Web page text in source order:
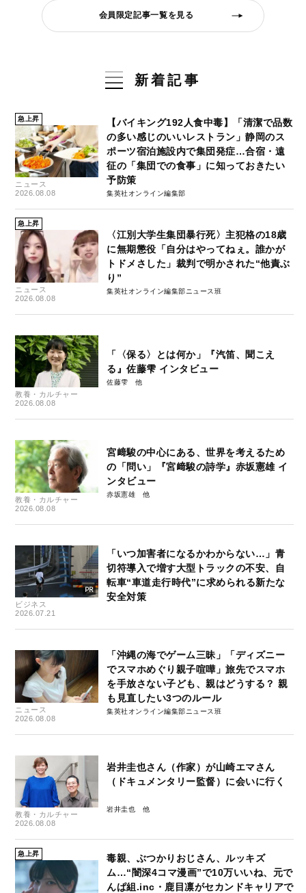
会員限定記事一覧を見る
新着記事
急上昇
ニュース
2026.08.08
【バイキング192人食中毒】「清潔で品数
の多い感じのいいレストラン」静岡のス
ポーツ宿泊施設内で集団発症…合宿・遠
征の「集団での食事」に知っておきたい
予防策
集英社オンライン編集部
急上昇
ニュース
2026.08.08
〈江別大学生集団暴行死〉主犯格の18歳
に無期懲役「自分はやってねぇ。誰かが
トドメさした」裁判で明かされた“他責ぶ
り”
集英社オンライン編集部ニュース班
教養・カルチャー
2026.08.08
「〈保る〉とは何か」『汽笛、聞こえ
る』佐藤雫 インタビュー
佐藤雫
教養・カルチャー
2026.08.08
宮﨑駿の中心にある、世界を考えるため
の「問い」『宮﨑駿の詩学』赤坂憲雄 イ
ンタビュー
赤坂憲雄
ビジネス
2026.07.21
「いつ加害者になるかわからない…」青
切符導入で増す大型トラックの不安、自
転車“車道走行時代”に求められる新たな
安全対策
ニュース
2026.08.08
「沖縄の海でゲーム三昧」「ディズニー
でスマホめぐり親子喧嘩」旅先でスマホ
を手放さない子ども、親はどうする？ 親
も見直したい3つのルール
集英社オンライン編集部ニュース班
教養・カルチャー
2026.08.08
岩井圭也さん（作家）が山崎エマさん
（ドキュメンタリー監督）に会いに行く
岩井圭也
急上昇
毒親、ぶつかりおじさん、ルッキズ
ム…“闇深4コマ漫画”で10万いいね、元で
んぱ組.inc・鹿目凛がセカンドキャリアで